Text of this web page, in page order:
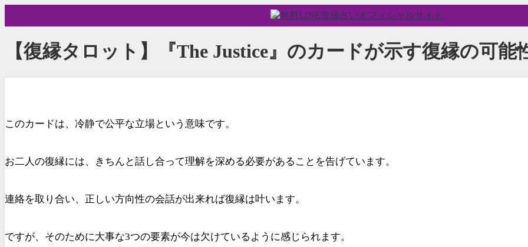
【復縁タロット】『The Justice』のカードが示す復縁の可能
このカードは、冷静で公平な立場という意味です。
お二人の復縁には、きちんと話し合って理解を深める必要があることを告げています。
連絡を取り合い、正しい方向性の会話が出来れば復縁は叶います。
ですが、そのために大事な3つの要素が今は欠けているように感じられます。